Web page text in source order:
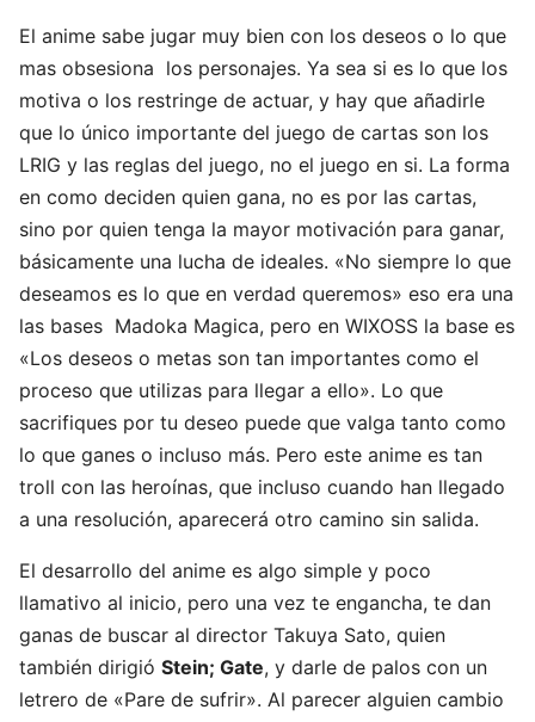
El anime sabe jugar muy bien con los deseos o lo que
mas obsesiona los personajes. Ya sea si es lo que los
motiva o los restringe de actuar, y hay que añadirle
que lo único importante del juego de cartas son los
LRIG y las reglas del juego, no el juego en si. La forma
en como deciden quien gana, no es por las cartas,
sino por quien tenga la mayor motivación para ganar,
básicamente una lucha de ideales. «No siempre lo que
deseamos es lo que en verdad queremos» eso era una
las bases Madoka Magica, pero en WIXOSS la base es
«Los deseos o metas son tan importantes como el
proceso que utilizas para llegar a ello». Lo que
sacrifiques por tu deseo puede que valga tanto como
lo que ganes o incluso más. Pero este anime es tan
troll con las heroínas, que incluso cuando han llegado
a una resolución, aparecerá otro camino sin salida.
El desarrollo del anime es algo simple y poco
llamativo al inicio, pero una vez te engancha, te dan
ganas de buscar al director Takuya Sato, quien
también dirigió Stein; Gate, y darle de palos con un
letrero de «Pare de sufrir». Al parecer alguien cambio